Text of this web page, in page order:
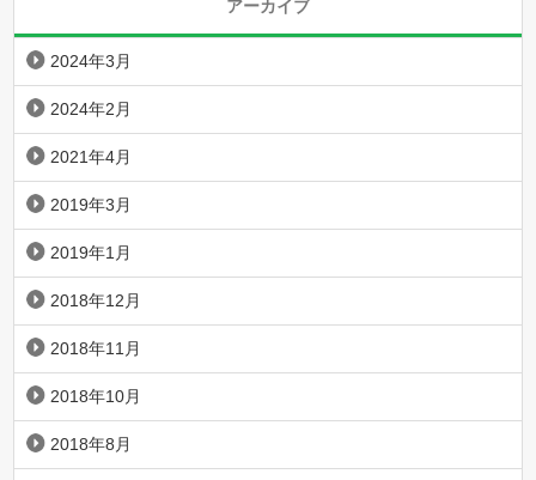
アーカイブ
2024年3月
2024年2月
2021年4月
2019年3月
2019年1月
2018年12月
2018年11月
2018年10月
2018年8月